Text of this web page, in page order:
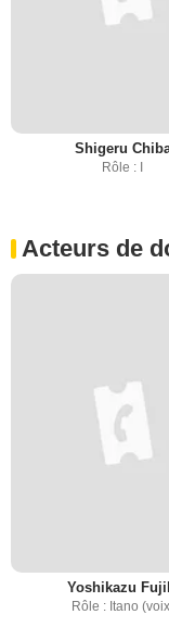
Shigeru
Rôle : I
Acteurs de
Yoshikazu
Rôle : Itano